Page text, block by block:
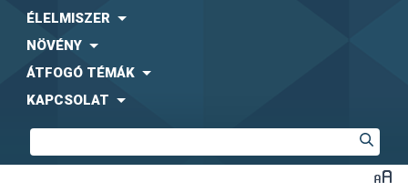
ÉLELMISZER
NÖVÉNY
ÁTFOGÓ TÉMÁK
KAPCSOLAT